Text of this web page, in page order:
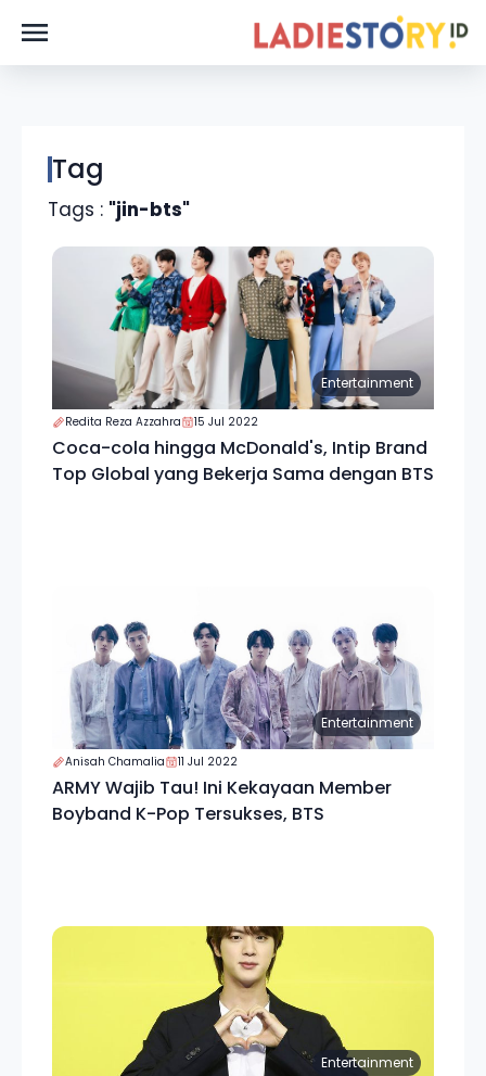
Tag
Tags : "jin-bts"
Entertainment
Redita Reza Azzahra 15 Jul 2022
Coca-cola hingga McDonald's, Intip Brand
Top Global yang Bekerja Sama dengan BTS
Entertainment
Anisah Chamalia 11 Jul 2022
ARMY Wajib Tau! Ini Kekayaan Member
Boyband K-Pop Tersukses, BTS
Entertainment